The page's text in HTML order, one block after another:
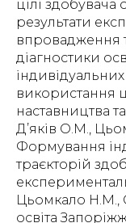
цілі здобувача
результати
впровадження
діагностики
використання
наставництва
Д’яків О.М.,
Формування
траєкторій
Цьомкало Н.М.,
освіта